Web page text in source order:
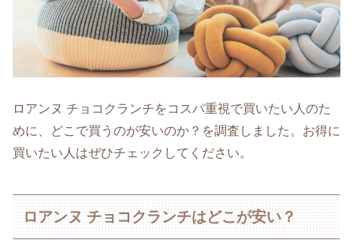
ロアンヌ チョコクランチをコスパ重視で買いたい人のた
めに、どこで買うのが安いのか？を調査しました。お得に
買いたい人はぜひチェックしてください。
ロアンヌ チョコクランチはどこが安い？